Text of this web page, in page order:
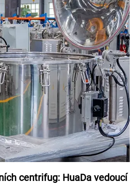
centrifug: HuaDa vedoucí